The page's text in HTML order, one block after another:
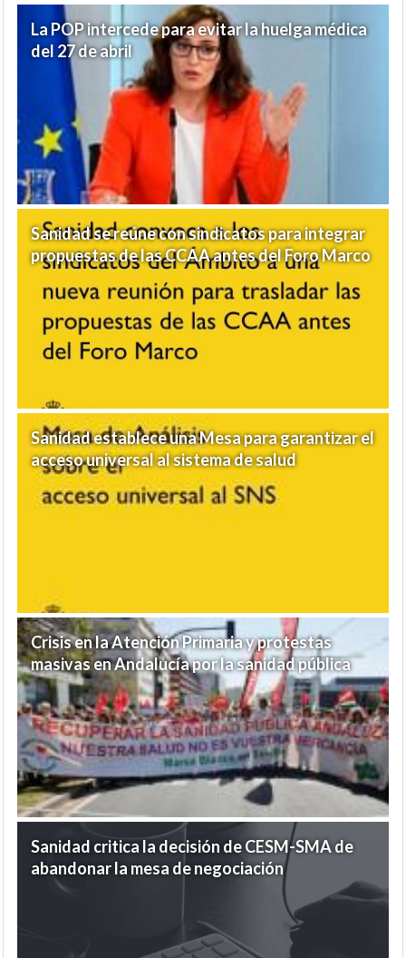
La POP intercede para evitar la huelga médica
del 27 de abril
Sanidad se reúne con sindicatos para integrar
propuestas de las CCAA antes del Foro Marco
Sanidad establece una Mesa para garantizar el
acceso universal al sistema de salud
Crisis en la Atención Primaria y protestas
masivas en Andalucía por la sanidad pública
Sanidad critica la decisión de CESM-SMA de
abandonar la mesa de negociación